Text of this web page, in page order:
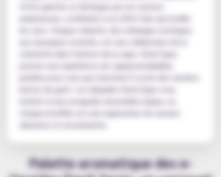
Cette gamme se distingue par ses saveurs
audacieuses, combinées à un effet frais qui éveille
les sens. Chaque variante, des mélanges exotiques
aux classiques revisités, est une célébration de la
créativité dans l'univers de la vape. Devil Squiz
promet une expérience de vaping inoubliable,
parfaite pour ceux qui cherchent à sortir des sentiers
battus du goût. Les eliquides Devil Squiz vous
invitent à une escapade sensorielle unique, où
chaque bouffée est une exploration de saveurs
Palette aromatique des e-